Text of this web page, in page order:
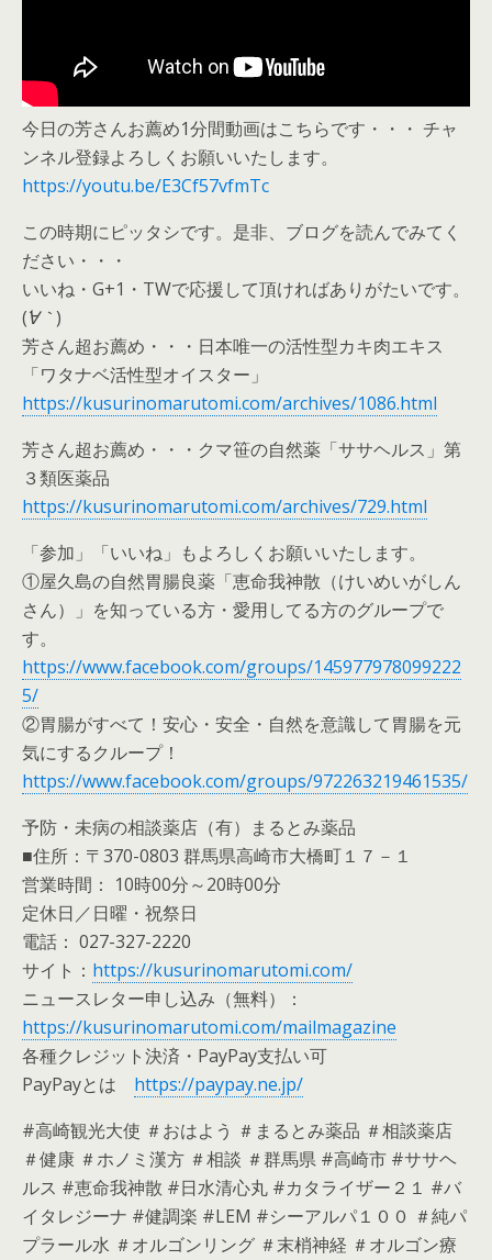
今日の芳さんお薦め1分間動画はこちらです・・・ チャ
ンネル登録よろしくお願いいたします。
https://youtu.be/E3Cf57vfmTc
この時期にピッタシです。是非、ブログを読んでみてく
ださい・・・
いいね・G+1・TWで応援して頂ければありがたいです。
(´∀｀)
芳さん超お薦め・・・日本唯一の活性型カキ肉エキス
「ワタナベ活性型オイスター」
https://kusurinomarutomi.com/archives/1086.html
芳さん超お薦め・・・クマ笹の自然薬「ササヘルス」第
３類医薬品
https://kusurinomarutomi.com/archives/729.html
「参加」「いいね」もよろしくお願いいたします。
①屋久島の自然胃腸良薬「恵命我神散（けいめいがしん
さん）」を知っている方・愛用してる方のグループで
す。
https://www.facebook.com/groups/145977978099222
5/
②胃腸がすべて！安心・安全・自然を意識して胃腸を元
気にするクループ！
https://www.facebook.com/groups/972263219461535/
予防・未病の相談薬店（有）まるとみ薬品
■住所：〒370-0803 群馬県高崎市大橋町１７－１
営業時間： 10時00分～20時00分
定休日／日曜・祝祭日
電話： 027-327-2220
サイト： https://kusurinomarutomi.com/
ニュースレター申し込み（無料）：
https://kusurinomarutomi.com/mailmagazine
各種クレジット決済・PayPay支払い可
PayPayとは https://paypay.ne.jp/
#高崎観光大使 ＃おはよう ＃まるとみ薬品 ＃相談薬店
＃健康 ＃ホノミ漢方 ＃相談 ＃群馬県 #高崎市 #ササヘ
ルス #恵命我神散 #日水清心丸 #カタライザー２１ #バ
イタレジーナ #健調楽 #LEM #シーアルパ１００ ＃純パ
プラール水 ＃オルゴンリング ＃末梢神経 ＃オルゴン療